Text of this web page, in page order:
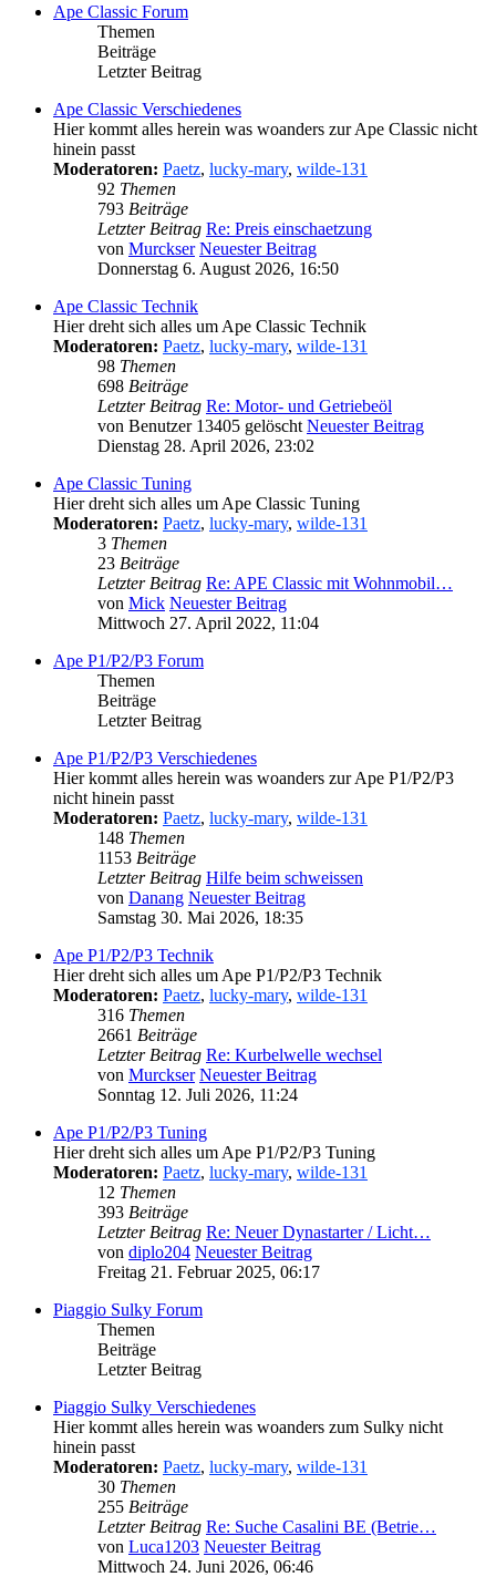
Ape Classic Forum
Themen
Beiträge
Letzter Beitrag
Ape Classic Verschiedenes
Hier kommt alles herein was woanders zur Ape Classic nicht
hinein passt
Moderatoren: Paetz, lucky-mary, wilde-131
92 Themen
793 Beiträge
Letzter Beitrag Re: Preis einschaetzung
von Murckser Neuester Beitrag
Donnerstag 6. August 2026, 16:50
Ape Classic Technik
Hier dreht sich alles um Ape Classic Technik
Moderatoren: Paetz, lucky-mary, wilde-131
98 Themen
698 Beiträge
Letzter Beitrag Re: Motor- und Getriebeöl
von Benutzer 13405 gelöscht Neuester Beitrag
Dienstag 28. April 2026, 23:02
Ape Classic Tuning
Hier dreht sich alles um Ape Classic Tuning
Moderatoren: Paetz, lucky-mary, wilde-131
3 Themen
23 Beiträge
Letzter Beitrag Re: APE Classic mit Wohnmobil…
von Mick Neuester Beitrag
Mittwoch 27. April 2022, 11:04
Ape P1/P2/P3 Forum
Themen
Beiträge
Letzter Beitrag
Ape P1/P2/P3 Verschiedenes
Hier kommt alles herein was woanders zur Ape P1/P2/P3
nicht hinein passt
Moderatoren: Paetz, lucky-mary, wilde-131
148 Themen
1153 Beiträge
Letzter Beitrag Hilfe beim schweissen
von Danang Neuester Beitrag
Samstag 30. Mai 2026, 18:35
Ape P1/P2/P3 Technik
Hier dreht sich alles um Ape P1/P2/P3 Technik
Moderatoren: Paetz, lucky-mary, wilde-131
316 Themen
2661 Beiträge
Letzter Beitrag Re: Kurbelwelle wechsel
von Murckser Neuester Beitrag
Sonntag 12. Juli 2026, 11:24
Ape P1/P2/P3 Tuning
Hier dreht sich alles um Ape P1/P2/P3 Tuning
Moderatoren: Paetz, lucky-mary, wilde-131
12 Themen
393 Beiträge
Letzter Beitrag Re: Neuer Dynastarter / Licht…
von diplo204 Neuester Beitrag
Freitag 21. Februar 2025, 06:17
Piaggio Sulky Forum
Themen
Beiträge
Letzter Beitrag
Piaggio Sulky Verschiedenes
Hier kommt alles herein was woanders zum Sulky nicht
hinein passt
Moderatoren: Paetz, lucky-mary, wilde-131
30 Themen
255 Beiträge
Letzter Beitrag Re: Suche Casalini BE (Betrie…
von Luca1203 Neuester Beitrag
Mittwoch 24. Juni 2026, 06:46